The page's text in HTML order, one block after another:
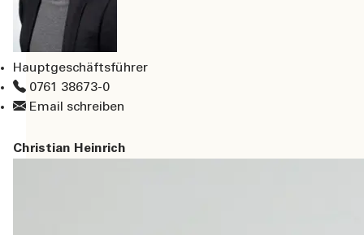
Hauptgeschäftsführer
0761 38673-0
Email schreiben
Christian Heinrich